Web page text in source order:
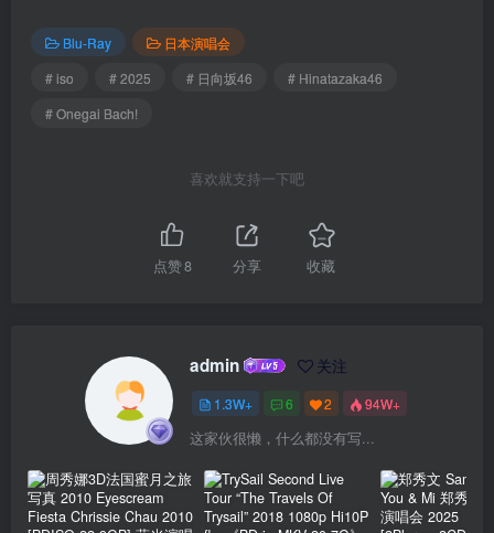
Blu-Ray
日本演唱会
# iso
# 2025 # 日向坂46
# Hinatazaka46
# Onegai Bach!
喜欢就支持一下吧
点赞8 分享 收藏
admin 关注
1.3W+ 6 2 94W+
这家伙很懒，什么都没有写...